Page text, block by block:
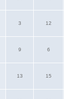
3 12
9 6
13 15